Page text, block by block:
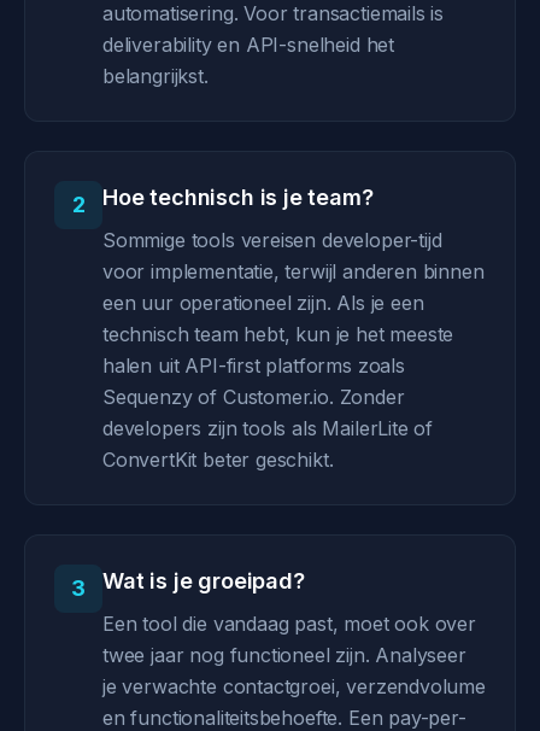
automatisering. Voor transactiemails is
deliverability en API-snelheid het
belangrijkst.
2 Hoe technisch is je team?
Sommige tools vereisen developer-tijd
voor implementatie, terwijl anderen binnen
een uur operationeel zijn. Als je een
technisch team hebt, kun je het meeste
halen uit API-first platforms zoals
Sequenzy of Customer.io. Zonder
developers zijn tools als MailerLite of
ConvertKit beter geschikt.
3 Wat is je groeipad?
Een tool die vandaag past, moet ook over
twee jaar nog functioneel zijn. Analyseer
je verwachte contactgroei, verzendvolume
en functionaliteitsbehoefte. Een pay-per-